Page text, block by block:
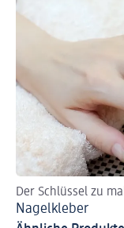
Der Schlüssel zu
Nagelkleber